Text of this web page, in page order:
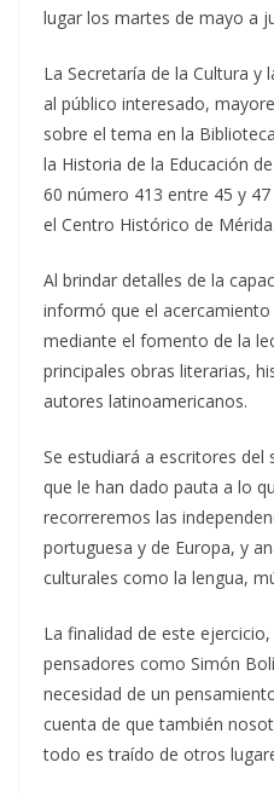
lugar los martes de mayo a
La Secretaría de la Cultura y
al público interesado,
sobre el tema en la
la Historia de la Educación
60 número 413 entre 45 y
el Centro Histórico de Mérida.
Al brindar detalles de la
informó que el
mediante el fomento de la
principales obras literarias,
autores latinoamericanos.
Se estudiará a escritores del
que le han dado pauta a lo
recorreremos las
portuguesa y de Europa, y
culturales como la lengua,
La finalidad de este
pensadores como Simón
necesidad de un
cuenta de que también
todo es traído de otros